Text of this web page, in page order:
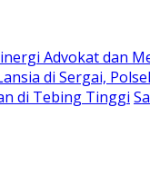
Advokat dan
di Sergai,
di Tebing Tinggi